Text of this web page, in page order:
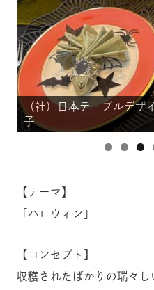
（社）日本テーブルデザ
子
（社）日本テーブルデザ
子
（社）日本テーブルデザ
子
（社）日本テーブルデザ
子
（社）日本テーブルデザ
子
（社）日本テーブルデザ
子
（社）日本テーブルデザ
子
【テーマ】
「ハロウィン」
【コンセプト】
収穫されたばかりの瑞々